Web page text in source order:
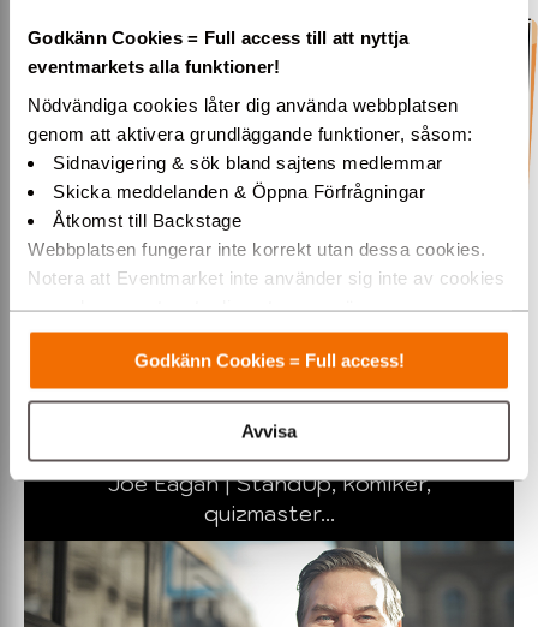
Godkänn Cookies = Full access till att nyttja
eventmarkets alla funktioner!
Nödvändiga cookies låter dig använda webbplatsen
genom att aktivera grundläggande funktioner, såsom:
Sidnavigering & sök bland sajtens medlemmar
Skicka meddelanden & Öppna Förfrågningar
Åtkomst till Backstage
Webbplatsen fungerar inte korrekt utan dessa cookies.
Notera att Eventmarket inte använder sig inte av cookies
som placeras ut av tredjepartsannonsörer.
Varmt välkommen till Eventmarket!
Godkänn Cookies = Full access!
Avvisa
Boka Clas Lundqvist för underhållning! Från trubadur till
middagsunderhållning, musikquiz och scenshow - perfekt för
alla event!
Eskilstuna / Mellansverige...
»ÖPPNA
Joe Eagan | StandUp, komiker,
quizmaster...